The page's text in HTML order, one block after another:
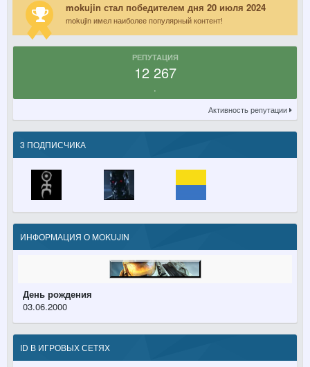
mokujin стал победителем дня 20 июля 2024
mokujin имел наиболее популярный контент!
РЕПУТАЦИЯ
12 267
.
Активность репутации
3 ПОДПИСЧИКА
ИНФОРМАЦИЯ О MOKUJIN
День рождения
03.06.2000
ID В ИГРОВЫХ СЕТЯХ